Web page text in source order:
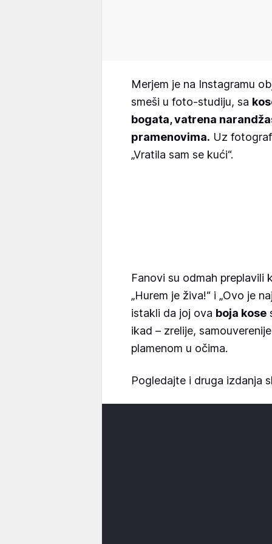
Merjem je na Instagramu
smeši u foto-studiju, sa
bogata, vatrena
pramenovima. Uz
„Vratila sam se kući“.
Fanovi su odmah preplavili
„Hurem je živa!“ i „Ovo je
istakli da joj ova boja kose
ikad – zrelije,
plamenom u očima.
Pogledajte i druga izdanja